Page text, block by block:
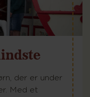
der er under
Med et